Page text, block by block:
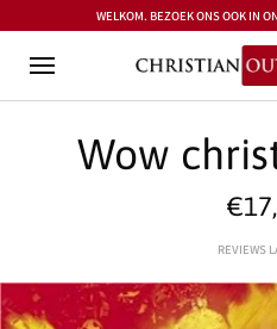
WELKOM. BEZOEK ONS OOK IN
Wow
REVIEWS